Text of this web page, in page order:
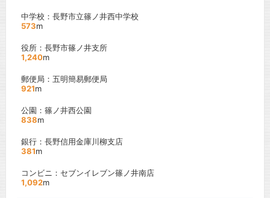
中学校：長野市立篠ノ井西中学校
573m
役所：長野市篠ノ井支所
1,240m
郵便局：五明簡易郵便局
921m
公園：篠ノ井西公園
838m
銀行：長野信用金庫川柳支店
381m
コンビニ：セブンイレブン篠ノ井南店
1,092m